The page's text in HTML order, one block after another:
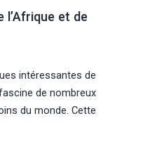
l’Afrique et de
intéressantes de
de nombreux
du monde. Cette